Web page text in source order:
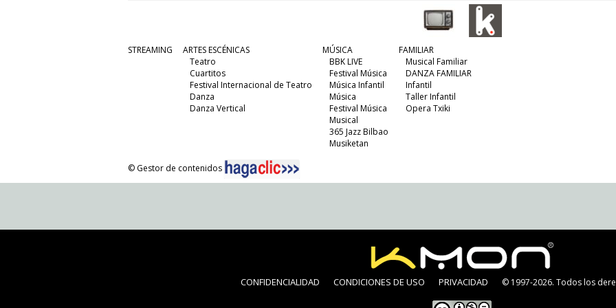
STREAMING
ARTES ESCÉNICAS
Teatro
Cuartitos
Festival Internacional de Teatro
Danza
Danza Vertical
MÚSICA
BBK LIVE
Festival Música
Música Infantil
Música
Festival Música
Musical
365 Jazz Bilbao
Musiketan
FAMILIAR
Musical Familiar
DANZA FAMILIAR
Infantil
Taller Infantil
Opera Txiki
© Gestor de contenidos
CONFIDENCIALIDAD CONDICIONES DE USO PRIVACIDAD © 1997-2026. Todos los